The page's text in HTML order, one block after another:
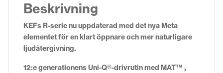
Beskrivning
KEFs R-serie nu uppdaterad med det nya Meta
elementet för en klart öppnare och mer naturligare
ljudåtergivning.
12:e generationens Uni-Q®-drivrutin med MAT™ ,